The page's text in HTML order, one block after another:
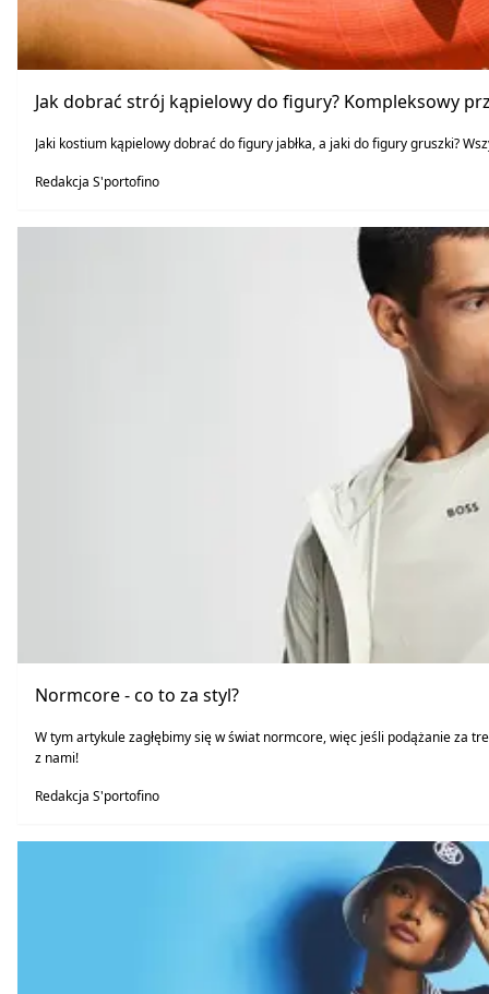
Jak dobrać strój kąpielowy do figury? Kompleksowy
Jaki kostium kąpielowy dobrać do figury jabłka, a jaki do figury gruszki?
Redakcja S'portofino
Normcore - co to za styl?
W tym artykule zagłębimy się w świat normcore, więc jeśli podążanie za
z nami!
Redakcja S'portofino